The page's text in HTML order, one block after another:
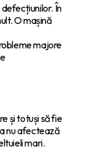
În
O mașină
majore
și totuși să fie
nu afectează
mari.